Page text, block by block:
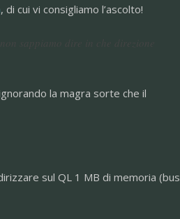
, di cui vi consigliamo l’ascolto!
la magra sorte che il
sul QL 1 MB di memoria (bus